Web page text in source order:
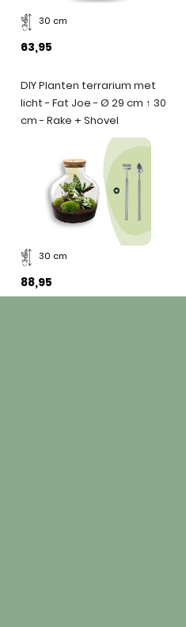
30 cm
63,95
DIY Planten terrarium met
licht - Fat Joe - Ø 29 cm ↑ 30
cm - Rake + Shovel
30 cm
88,95